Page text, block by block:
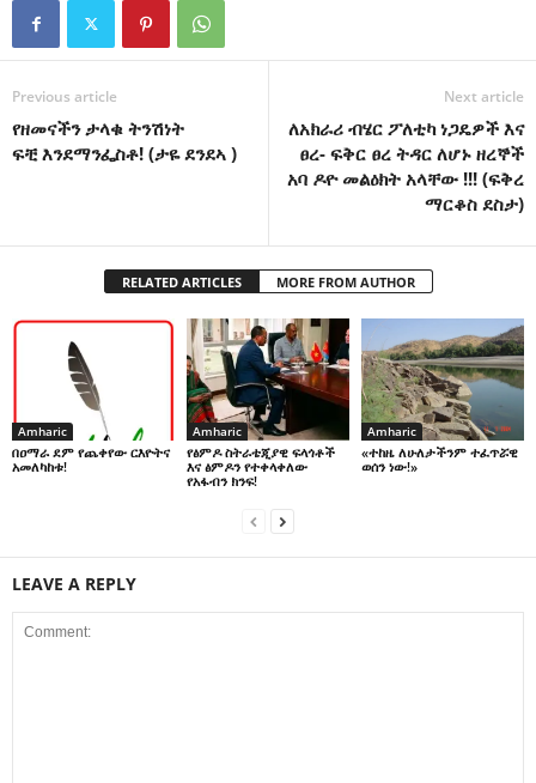
Previous article
የዘመናችን ታላቁ ትንሽነት
ፍቺ እንደማንፌስቶ! (ታዬ ደንደኣ )
Next article
ለአክራሪ ብሄር ፖለቲካ ነጋዴዎች እና
ፀረ- ፍቅር ፀረ ትዳር ለሆኑ ዘረኞች
አባ ዶዮ መልዕክት አላቸው !!! (ፍቅረ
ማርቆስ ደስታ)
RELATED ARTICLES MORE FROM AUTHOR
Amharic
በዐማራ ደም የጨቀየው ርእዮትና
አመለካከቱ!
Amharic
የፅምዶ ስትራቴጂያዊ ፍላጎቶች
እና ፅምዶን የተቀላቀለው
የአፋብን ክንፍ!
Amharic
«ተከዜ ለሁለታችንም ተፈጥሯዊ
ወሰን ነው!»
LEAVE A REPLY